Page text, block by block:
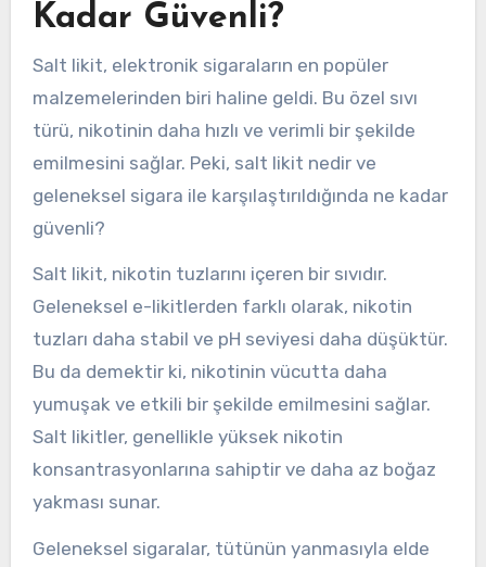
Kadar Güvenli?
Salt likit, elektronik sigaraların en popüler
malzemelerinden biri haline geldi. Bu özel sıvı
türü, nikotinin daha hızlı ve verimli bir şekilde
emilmesini sağlar. Peki, salt likit nedir ve
geleneksel sigara ile karşılaştırıldığında ne kadar
güvenli?
Salt likit, nikotin tuzlarını içeren bir sıvıdır.
Geleneksel e-likitlerden farklı olarak, nikotin
tuzları daha stabil ve pH seviyesi daha düşüktür.
Bu da demektir ki, nikotinin vücutta daha
yumuşak ve etkili bir şekilde emilmesini sağlar.
Salt likitler, genellikle yüksek nikotin
konsantrasyonlarına sahiptir ve daha az boğaz
yakması sunar.
Geleneksel sigaralar, tütünün yanmasıyla elde